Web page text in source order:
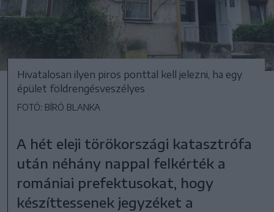
Hivatalosan ilyen piros ponttal kell jelezni, ha egy
épület földrengésveszélyes
FOTÓ: BÍRÓ BLANKA
A hét eleji törökországi katasztrófa
után néhány nappal felkérték a
romániai prefektusokat, hogy
készíttessenek jegyzéket a